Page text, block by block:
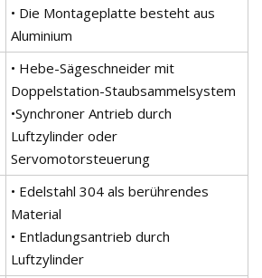
• Die Montageplatte besteht aus
Aluminium
• Hebe-Sägeschneider mit
Doppelstation-Staubsammelsystem
•Synchroner Antrieb durch
Luftzylinder oder
Servomotorsteuerung
• Edelstahl 304 als berührendes
Material
• Entladungsantrieb durch
Luftzylinder